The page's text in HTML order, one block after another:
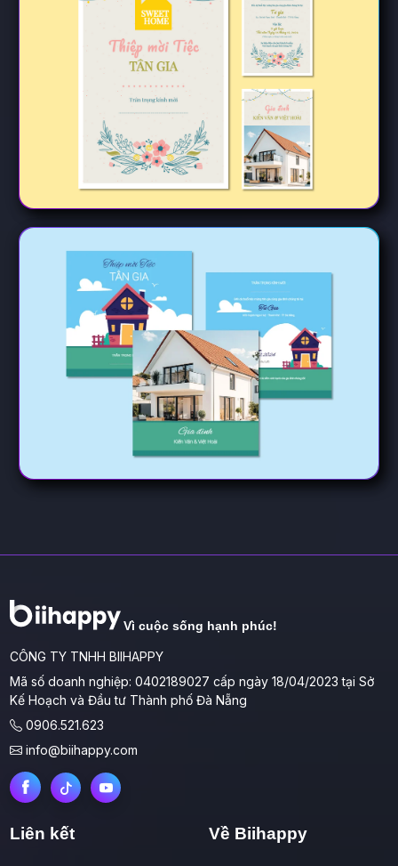
Vì cuộc sống hạnh phúc!
CÔNG TY TNHH BIIHAPPY
Mã số doanh nghiệp: 0402189027 cấp ngày 18/04/2023 tại Sở
Kế Hoạch và Đầu tư Thành phố Đà Nẵng
0906.521.623
info@biihappy.com
Liên kết Về Biihappy